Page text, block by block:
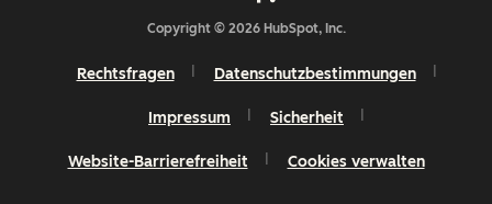
Copyright © 2026 HubSpot, Inc.
Rechtsfragen Datenschutzbestimmungen
Impressum Sicherheit
Website-Barrierefreiheit Cookies verwalten